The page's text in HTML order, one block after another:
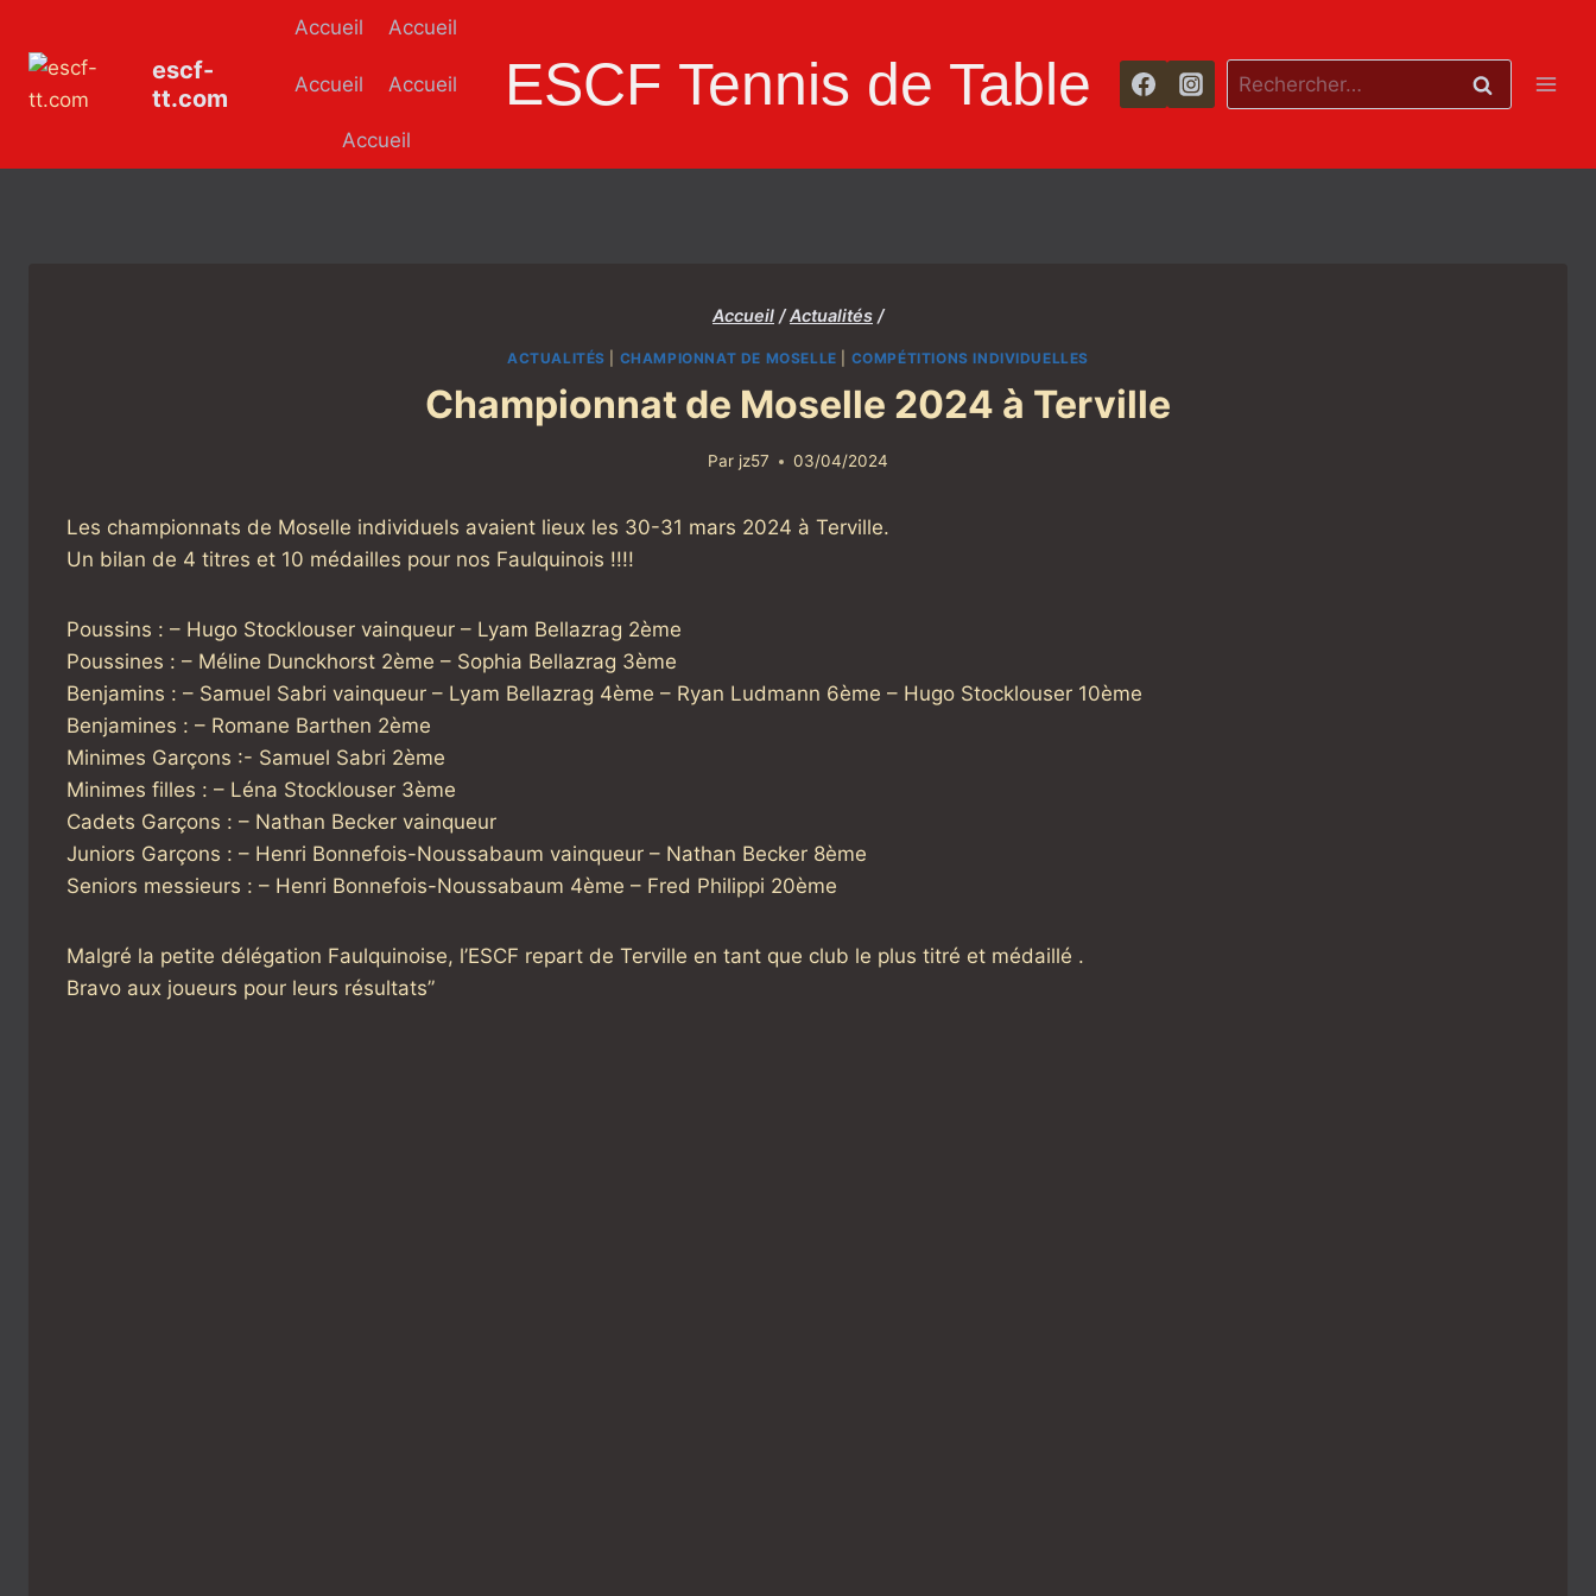
contenu
escf-
tt.com
Accueil Accueil
Accueil Accueil
Accueil
ESCF Tennis de Table Rechercher :
Accueil / Actualités /
ACTUALITÉS CHAMPIONNAT DE MOSELLE COMPÉTITIONS INDIVIDUELLES
Championnat de Moselle 2024 à Terville
Par jz57 03/04/2024
Les championnats de Moselle individuels avaient lieux les 30-31 mars 2024 à Terville.
Un bilan de 4 titres et 10 médailles pour nos Faulquinois !!!!
Poussins : – Hugo Stocklouser vainqueur – Lyam Bellazrag 2ème
Poussines : – Méline Dunckhorst 2ème – Sophia Bellazrag 3ème
Benjamins : – Samuel Sabri vainqueur – Lyam Bellazrag 4ème – Ryan Ludmann 6ème – Hugo Stocklouser 10ème
Benjamines : – Romane Barthen 2ème
Minimes Garçons :- Samuel Sabri 2ème
Minimes filles : – Léna Stocklouser 3ème
Cadets Garçons : – Nathan Becker vainqueur
Juniors Garçons : – Henri Bonnefois-Noussabaum vainqueur – Nathan Becker 8ème
Seniors messieurs : – Henri Bonnefois-Noussabaum 4ème – Fred Philippi 20ème
Malgré la petite délégation Faulquinoise, l’ESCF repart de Terville en tant que club le plus titré et médaillé .
Bravo aux joueurs pour leurs résultats”